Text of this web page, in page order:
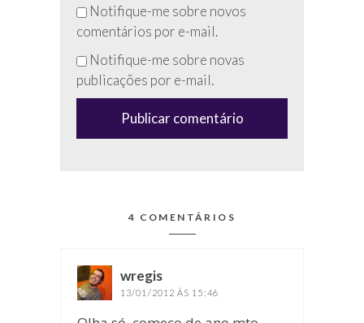
Não
preencha
esse
campo
(anti-
Notifique-me sobre novos
comentários por e-mail.
Notifique-me sobre novas
publicações por e-mail.
4 COMENTÁRIOS
wregis
13/01/2012 ÀS 15:46